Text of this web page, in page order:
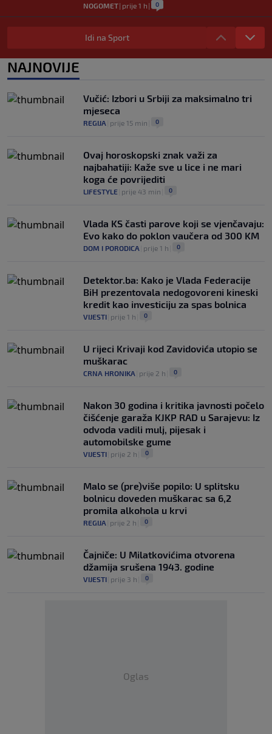
NOGOMET| prije 1 h | 0
River Plate napravio veliki posao:
Reprezentativac Argentine stigao iz
0
Najopasniji je u reketu, ali mora dodatno
ojačati
KOŠARKA
Idi na Sport
NAJNOVIJE
Vučić: Izbori u Srbiji za maksimalno tri
mjeseca
REGIJA prije 15 min 0
Ovaj horoskopski znak važi za
najbahatiji: Kaže sve u lice i ne mari
koga će povrijediti
LIFESTYLE prije 43 min 0
Vlada KS časti parove koji se vjenčavaju:
Evo kako do poklon vaučera od 300 KM
DOM I PORODICA prije 1 h 0
Detektor.ba: Kako je Vlada Federacije
BiH prezentovala nedogovoreni kineski
kredit kao investiciju za spas bolnica
VIJESTI prije 1 h 0
U rijeci Krivaji kod Zavidovića utopio se
muškarac
CRNA HRONIKA prije 2 h 0
Nakon 30 godina i kritika javnosti počelo
čišćenje garaža KJKP RAD u Sarajevu: Iz
odvoda vadili mulj, pijesak i
automobilske gume
VIJESTI prije 2 h 0
Malo se (pre)više popilo: U splitsku
bolnicu doveden muškarac sa 6,2
promila alkohola u krvi
REGIJA prije 2 h 0
Čajniče: U Milatkovićima otvorena
džamija srušena 1943. godine
VIJESTI prije 3 h 0
Oglas